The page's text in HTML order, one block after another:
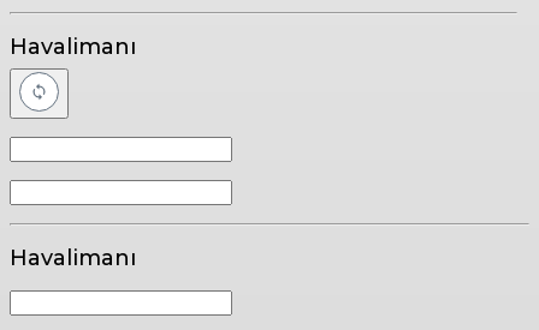
Havalimanı
Havalimanı